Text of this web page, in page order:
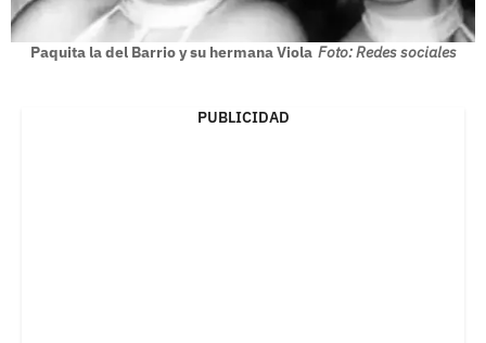
Paquita la del Barrio y su hermana Viola Foto: Redes sociales
PUBLICIDAD